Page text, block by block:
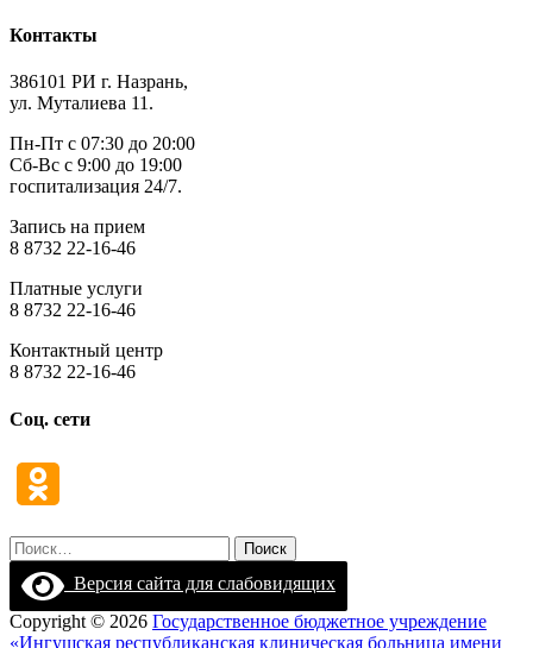
Контакты
386101 РИ г. Назрань,
ул. Муталиева 11.
Пн-Пт с 07:30 до 20:00
Сб-Вс с 9:00 до 19:00
госпитализация 24/7.
Запись на прием
8 8732 22-16-46
Платные услуги
8 8732 22-16-46
Контактный центр
8 8732 22-16-46
Соц. сети
Найти:
Версия сайта для слабовидящих
Copyright © 2026 Государственное бюджетное учреждение
«Ингушская республиканская клиническая больница имени